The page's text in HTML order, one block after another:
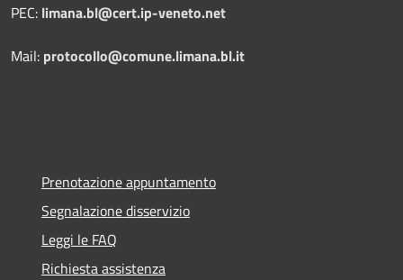
PEC: limana.bl@cert.ip-veneto.net
Mail: protocollo@comune.limana.bl.it
Prenotazione appuntamento
Segnalazione disservizio
Leggi le FAQ
Richiesta assistenza